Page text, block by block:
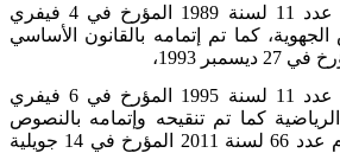
وعلى القانون الأساسي عدد 11 لسنة 1989 المؤرخ في 4 فيفري
الجهوية، كما تم إتمامه بالقانون الأساسي
وعلى القانون الأساسي عدد 11 لسنة 1995 المؤرخ في 6 فيفري
الرياضية كما تم تنقيحه وإتمامه بالنصوص
اللاحقة وخاصة المرسوم عدد 66 لسنة 2011 المؤرخ في 14 جويلية